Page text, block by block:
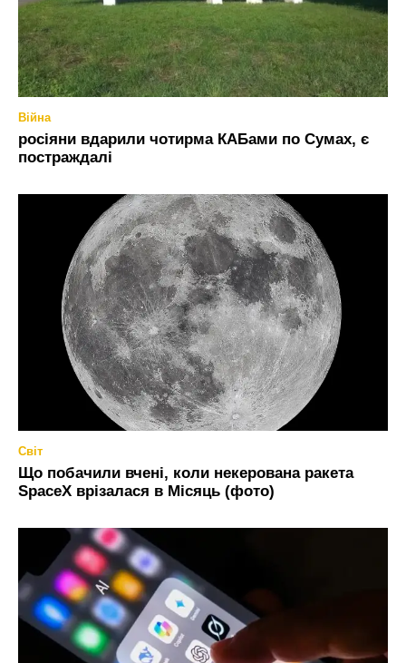
Війна
росіяни вдарили чотирма КАБами по Сумах, є
постраждалі
Світ
Що побачили вчені, коли некерована ракета
SpaceX врізалася в Місяць (фото)